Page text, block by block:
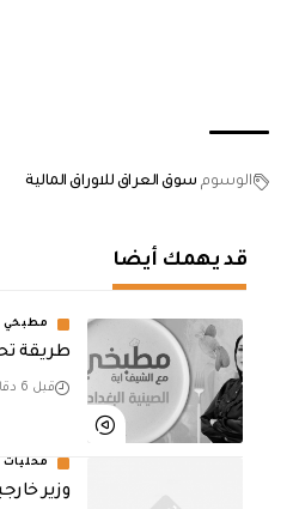
الوسوم سوق العراق للاوراق المالية
قد يهمك أيضا
مطبخي
طريقة
قبل 6 دقائق
محليات
وزير